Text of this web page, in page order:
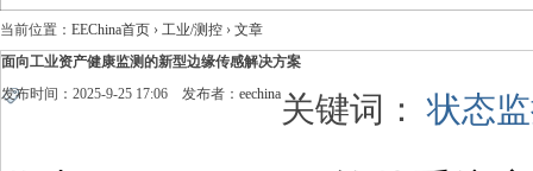
当前位置： EEChina首页 › 工业/测控 › 文章
面向工业资产健康监测的新型边缘传感解决方案
发布时间：2025-9-25 17:06 发布者： eechina关键词：状态